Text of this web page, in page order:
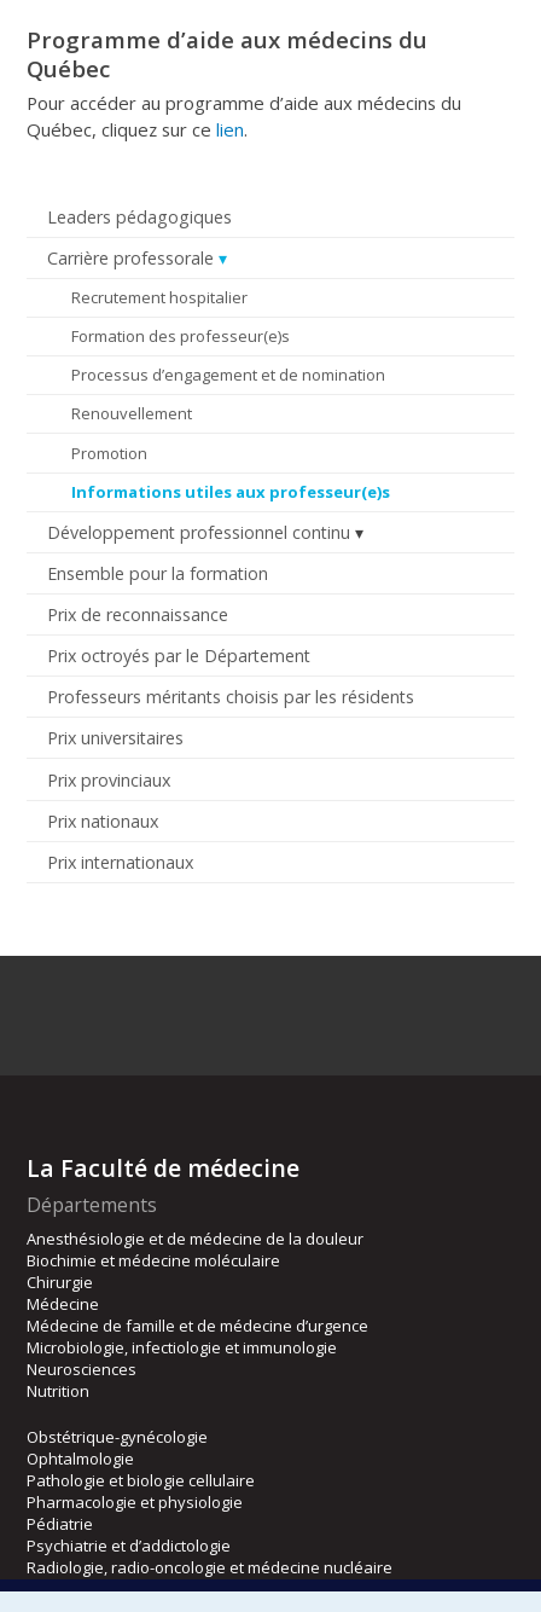
Leaders pédagogiques
Carrière professorale
Recrutement hospitalier
Formation des professeur(e)s
Processus d’engagement et de nomination
Renouvellement
Promotion
Informations utiles aux professeur(e)s
Développement professionnel continu
Ensemble pour la formation
Prix de reconnaissance
Prix octroyés par le Département
Professeurs méritants choisis par les résidents
Prix universitaires
Prix provinciaux
Prix nationaux
Prix internationaux
Programme d’aide aux médecins du
Québec
Pour accéder au programme d’aide aux médecins du
Québec, cliquez sur celien.
La Faculté de médecine
Départements
Anesthésiologie et de médecine de la douleur
Biochimie et médecine moléculaire
Chirurgie
Médecine
Médecine de famille et de médecine d’urgence
Microbiologie, infectiologie et immunologie
Neurosciences
Nutrition
Obstétrique-gynécologie
Ophtalmologie
Pathologie et biologie cellulaire
Pharmacologie et physiologie
Pédiatrie
Psychiatrie et d’addictologie
Radiologie, radio-oncologie et médecine nucléaire